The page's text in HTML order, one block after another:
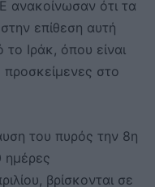
ανακοίνωσαν ότι τα
επίθεση αυτή
Ιράκ, όπου είναι
στο
του πυρός την 8η
ημέρες
βρίσκονται σε